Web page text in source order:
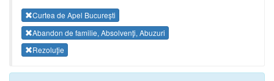
Curtea de Apel București
Abandon de familie, Absolvenţi, Abuzuri
Rezoluţie